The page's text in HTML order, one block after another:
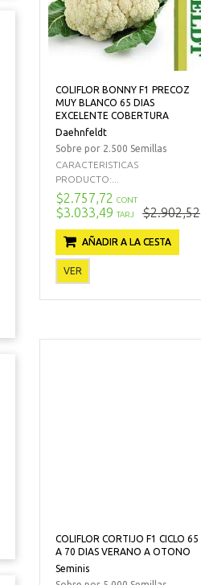
COLIFLOR BONNY F1 PRECOZ
MUY BLANCO 65 DIAS
EXCELENTE COBERTURA
Daehnfeldt
Sobre por 2.500 Semillas
CARACTERISTICAS
PRODUCTO:...
$2.757,72 CONT
$3.033,49 TARJ $2.902,52
AÑADIR A LA CESTA
VER
COLIFLOR CORTIJO F1 CICLO 65
A 70 DIAS VERANO A OTONO
Seminis